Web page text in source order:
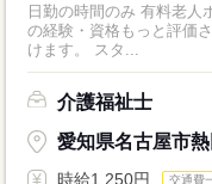
日勤の時間のみ 有料老人ホー
の経験・資格もっと評価されていいはず
けます。 スタ...
介護福祉士
愛知県名古屋市熱
時給1,250円 交通費